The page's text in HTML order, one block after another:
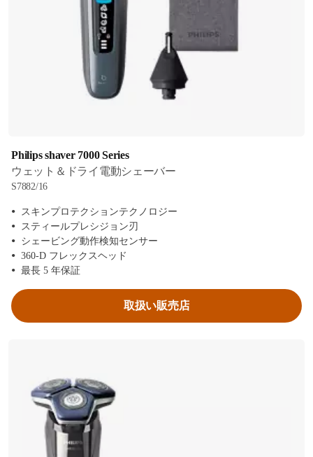
Philips shaver 7000 Series
ウェット＆ドライ電動シェーバー
S7882/16
スキンプロテクションテクノロジー
スティールプレシジョン刃
シェービング動作検知センサー
360-D フレックスヘッド
最長 5 年保証
取扱い販売店